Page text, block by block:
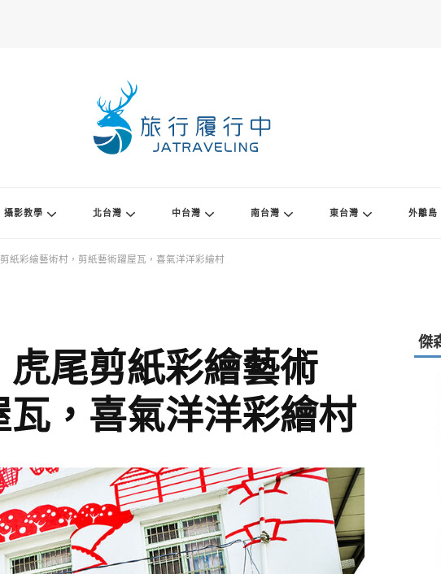
攝影教學 北台灣 中台灣 南台灣 東台灣 外離島
紙彩繪藝術村，剪紙藝術躍屋瓦，喜氣洋洋彩繪村
尾剪紙彩繪藝術
，喜氣洋洋彩繪村
傑